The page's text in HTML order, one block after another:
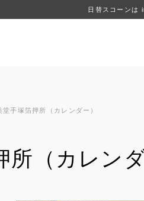
日替スコーンは
堂手塚箔押所（カレンダー）
（カレンダ